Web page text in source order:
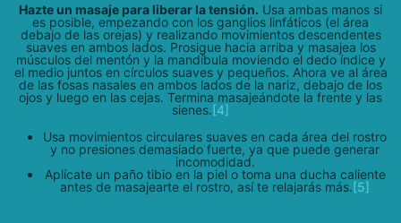
Hazte un masaje para liberar la tensión. Usa ambas manos si
es posible, empezando con los ganglios linfáticos (el área
debajo de las orejas) y realizando movimientos descendentes
suaves en ambos lados. Prosigue hacia arriba y masajea los
músculos del mentón y la mandíbula moviendo el dedo índice y
el medio juntos en círculos suaves y pequeños. Ahora ve al área
de las fosas nasales en ambos lados de la nariz, debajo de los
ojos y luego en las cejas. Termina masajeándote la frente y las
sienes.[4]
Usa movimientos circulares suaves en cada área del rostro
y no presiones demasiado fuerte, ya que puede generar
incomodidad.
Aplícate un paño tibio en la piel o toma una ducha caliente
antes de masajearte el rostro, así te relajarás más.[5]